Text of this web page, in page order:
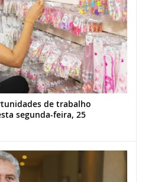
de trabalho
segunda-feira, 25